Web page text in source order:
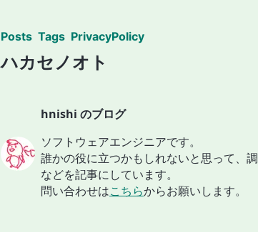
Posts Tags PrivacyPolicy
ハカセノオト
hnishi のブログ
ソフトウェアエンジニアです。
誰かの役に立つかもしれないと思って、
などを記事にしています。
問い合わせはこちらからお願いします。